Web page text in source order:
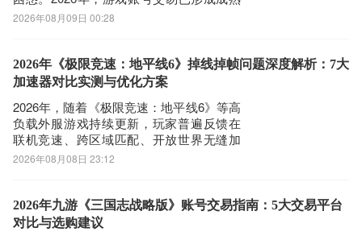
【钉钉管理套件】：提供人事管理、财务管理、差旅管理、客户管
理、合同管理、招聘管理等一站式管理数字化方案，助力企业经营升
【钉钉LTC解决方案】：为企业提供目标制定拆解、销售跟进、项目
交付、持续服务的端到端一站式平台。
5、联系钉钉
支持通过「我的-客服与帮助-在线服务/热线服务」进行咨询，你的体
验，非常重要。
提升体验，修复部分问题。
生态，主流平台在安全性、覆盖广度、响
提升体验。下文将基于四项核心维度——
安全有保障、游戏覆盖全、服务响应快、
2026年08月09日 00:28
2026年《极限竞速：地平线6》掉线掉帧问题深度解析：7大
加速器对比实测与优化方案
2026年，随着《极限竞速：地平线6》等高
负载外服游戏持续更新，玩家普遍反馈在
联机竞速、跨区域匹配、开放世界无缝加
载等场景中遭遇**跳延迟（瞬时延迟跃升＞
时）及帧同步异常导致的输入延迟感知增
强**等问题。尤其在千兆
2026年08月08日 23:12
2026年九游《三国志战略版》账号交易指南：5大交易平台
对比与选购建议